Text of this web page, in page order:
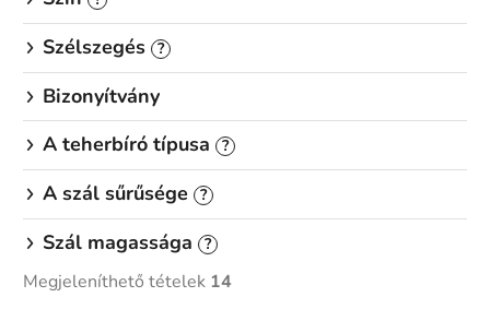
Szélszegés ?
Bizonyítvány
A teherbíró típusa
?
A szál sűrűsége ?
Szál magassága ?
Megjeleníthető tételek 14